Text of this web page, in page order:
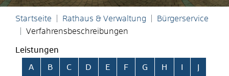
Startseite Rathaus & Verwaltung
Bürgerservice
Verfahrensbeschreibungen
Leistungen
Alphabetisches Register überspringen
A B C D E F G H